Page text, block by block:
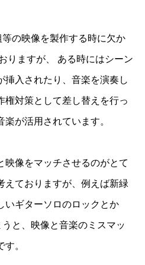
の映像を製作する時に欠か
りますが、 ある時にはシーン
挿入されたり、音楽を演奏し
権対策として差し替えを行っ
が活用されています。
映像をマッチさせるのがとて
えておりますが、例えば新緑
いギターソロのロックとか
と、映像と音楽のミスマッ
。